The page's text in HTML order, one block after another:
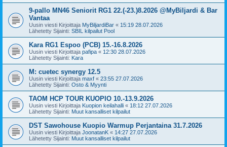
9-pallo MN46 Seniorit RG1 22.(-23.)8.2026 @MyBiljardi & Bar
Vantaa
Uusin viesti Kirjoittaja MyBiljardiBar « 15:19 28.07.2026
Lähetetty Sijainti: SBIL kilpailut Pool
Kara RG1 Espoo (PCB) 15.-16.8.2026
Uusin viesti Kirjoittaja pafipa « 12:30 28.07.2026
Lähetetty Sijainti: Kara
M: cuetec synergy 12.5
Uusin viesti Kirjoittaja maxf « 23:55 27.07.2026
Lähetetty Sijainti: Osto & Myynti
TAOM HCP TOUR KUOPIO 10.-13.9.2026
Uusin viesti Kirjoittaja Kuopion keilahalli « 18:12 27.07.2026
Lähetetty Sijainti: Muut kansalliset kilpailut
DST Sawohouse Kuopio Warmup Perjantaina 31.7.2026
Uusin viesti Kirjoittaja JoonatanK « 14:27 27.07.2026
Lähetetty Sijainti: Muut kansalliset kilpailut